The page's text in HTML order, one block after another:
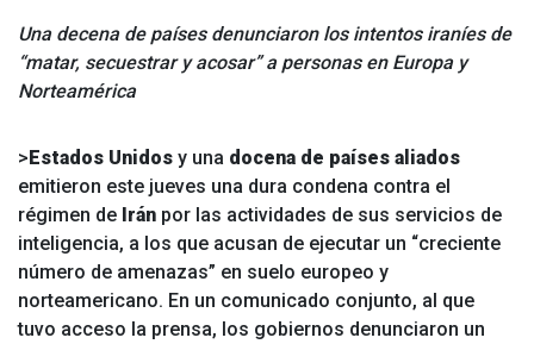
Una decena de países denunciaron los intentos iraníes de
“matar, secuestrar y acosar” a personas en Europa y
Norteamérica
>Estados Unidos y una docena de países aliados
emitieron este jueves una dura condena contra el
régimen de Irán por las actividades de sus servicios de
inteligencia, a los que acusan de ejecutar un “creciente
número de amenazas” en suelo europeo y
norteamericano. En un comunicado conjunto, al que
tuvo acceso la prensa, los gobiernos denunciaron un